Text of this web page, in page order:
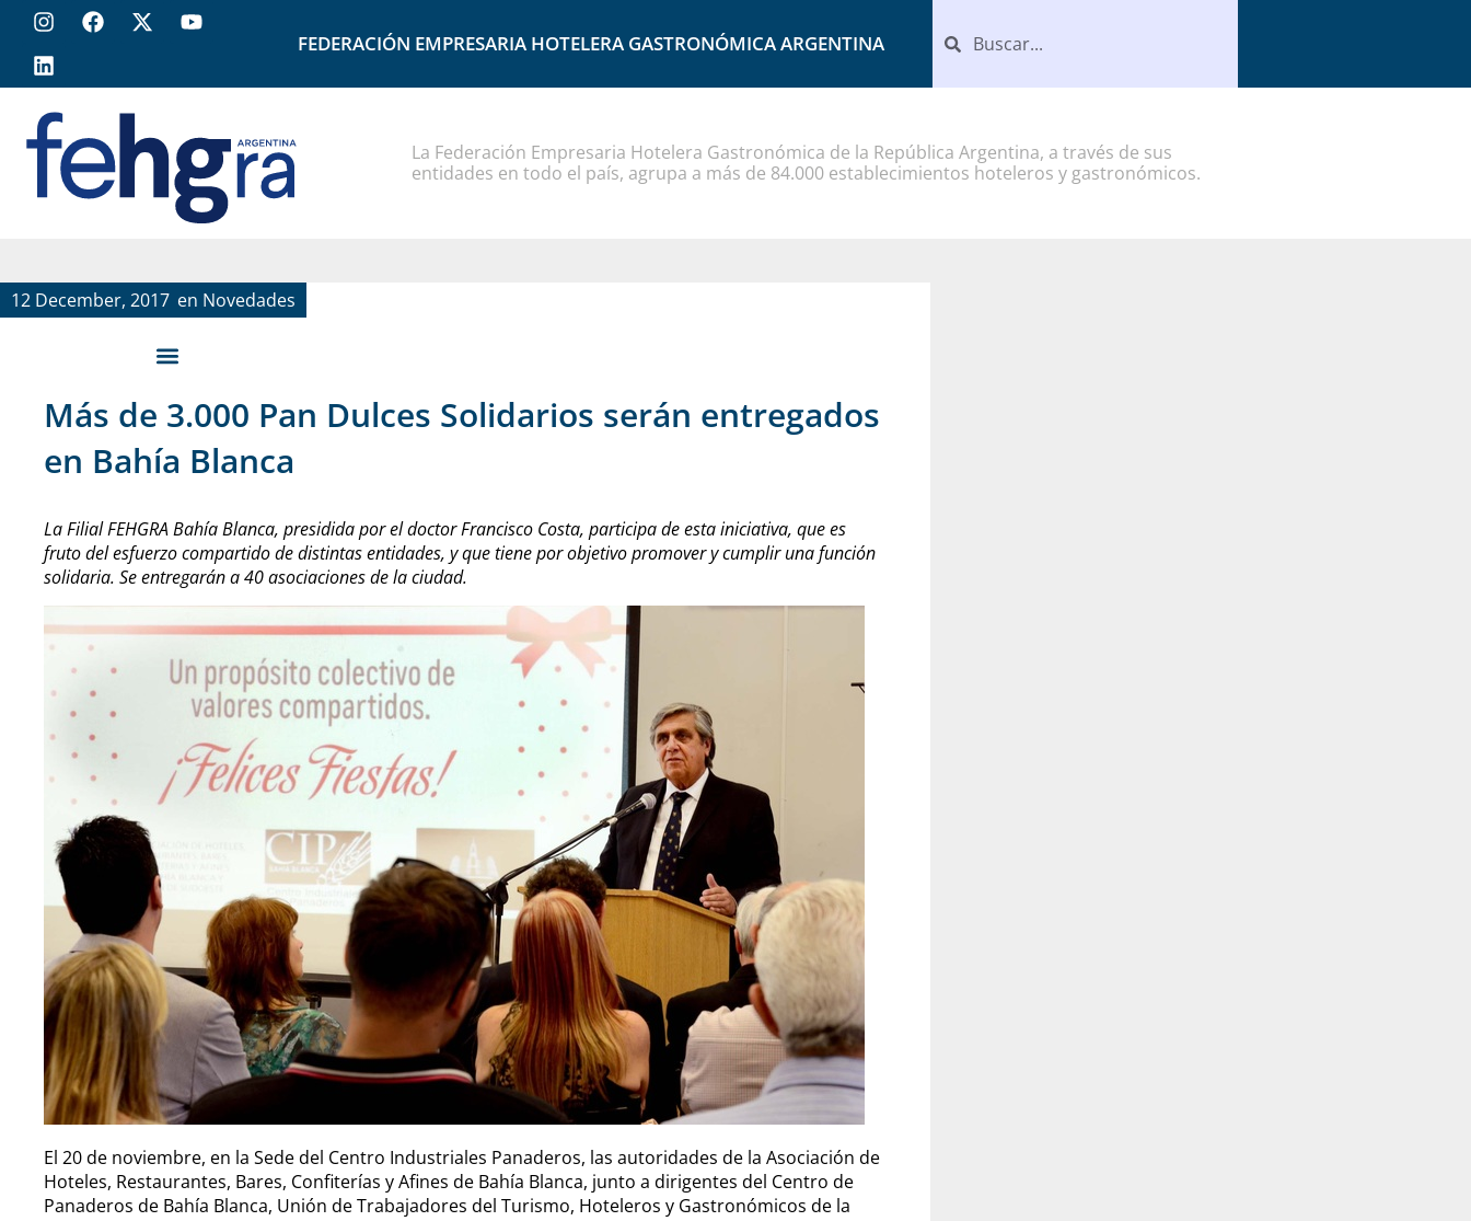
FEDERACIÓN EMPRESARIA HOTELERA GASTRONÓMICA ARGENTINA
La Federación Empresaria Hotelera Gastronómica de la República Argentina, a través de sus
entidades en todo el país, agrupa a más de 84.000 establecimientos hoteleros y gastronómicos.
12 December, 2017 en Novedades
Más de 3.000 Pan Dulces Solidarios serán entregados
en Bahía Blanca
La Filial FEHGRA Bahía Blanca, presidida por el doctor Francisco Costa, participa de esta iniciativa, que es
fruto del esfuerzo compartido de distintas entidades, y que tiene por objetivo promover y cumplir una función
solidaria. Se entregarán a 40 asociaciones de la ciudad.
El 20 de noviembre, en la Sede del Centro Industriales Panaderos, las autoridades de la Asociación de
Hoteles, Restaurantes, Bares, Confiterías y Afines de Bahía Blanca, junto a dirigentes del Centro de
Panaderos de Bahía Blanca, Unión de Trabajadores del Turismo, Hoteleros y Gastronómicos de la